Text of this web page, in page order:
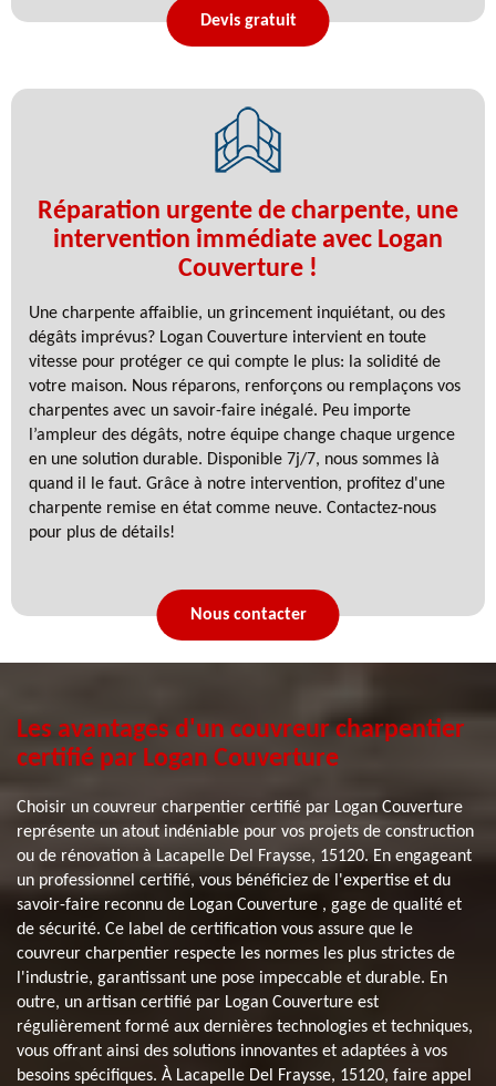
Devis gratuit
Réparation urgente de charpente, une
intervention immédiate avec Logan
Couverture !
Une charpente affaiblie, un grincement inquiétant, ou des
dégâts imprévus? Logan Couverture intervient en toute
vitesse pour protéger ce qui compte le plus: la solidité de
votre maison. Nous réparons, renforçons ou remplaçons vos
charpentes avec un savoir-faire inégalé. Peu importe
l’ampleur des dégâts, notre équipe change chaque urgence
en une solution durable. Disponible 7j/7, nous sommes là
quand il le faut. Grâce à notre intervention, profitez d'une
charpente remise en état comme neuve. Contactez-nous
pour plus de détails!
Nous contacter
Les avantages d'un couvreur charpentier
certifié par Logan Couverture
Choisir un couvreur charpentier certifié par Logan Couverture
représente un atout indéniable pour vos projets de construction
ou de rénovation à Lacapelle Del Fraysse, 15120. En engageant
un professionnel certifié, vous bénéficiez de l'expertise et du
savoir-faire reconnu de Logan Couverture , gage de qualité et
de sécurité. Ce label de certification vous assure que le
couvreur charpentier respecte les normes les plus strictes de
l'industrie, garantissant une pose impeccable et durable. En
outre, un artisan certifié par Logan Couverture est
régulièrement formé aux dernières technologies et techniques,
vous offrant ainsi des solutions innovantes et adaptées à vos
besoins spécifiques. À Lacapelle Del Fraysse, 15120, faire appel